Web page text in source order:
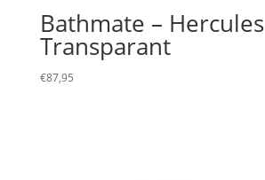
Bathmate – Hercules
Transparant
€87,95